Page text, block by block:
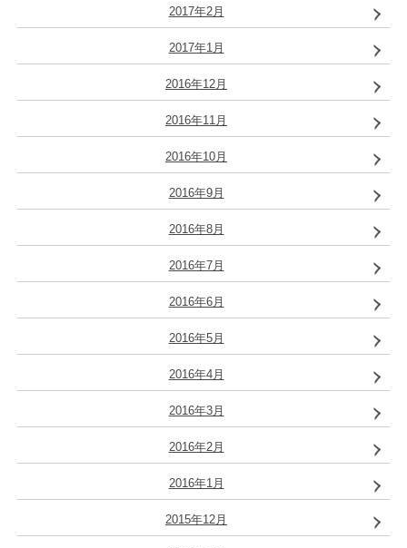
2017年2月
2017年1月
2016年12月
2016年11月
2016年10月
2016年9月
2016年8月
2016年7月
2016年6月
2016年5月
2016年4月
2016年3月
2016年2月
2016年1月
2015年12月